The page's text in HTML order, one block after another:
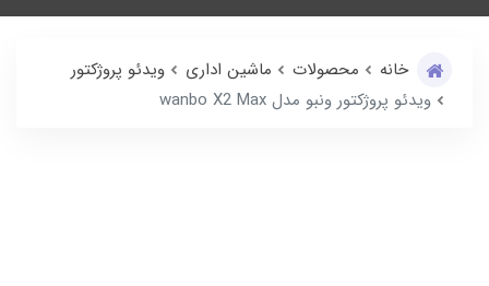
خانه محصولات ماشین اداری
ویدئو پروژکتور
ویدئو پروژکتور ونبو مدل wanbo X2 Max